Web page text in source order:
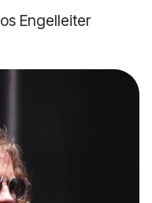
Engelleiter